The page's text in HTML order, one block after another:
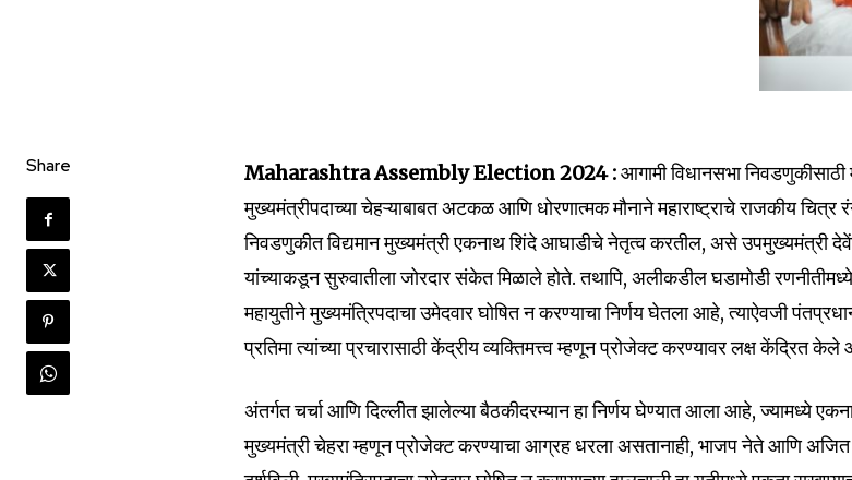
Join our community of
SUBSCRIBERS and be part
of the conversation.
To subscribe, simply enter your email address on our website or click
the subscribe button below. Don't worry, we respect your privacy and
Share Maharashtra Assembly Election 2024 :आगामी विधानसभा निवडणुकीसाठी
मुख्यमंत्रीपदाच्या चेहऱ्याबाबत अटकळ आणि धोरणात्मक मौनाने महाराष्ट्राचे राजकीय चित्र
निवडणुकीत विद्यमान मुख्यमंत्री एकनाथ शिंदे आघाडीचे नेतृत्व करतील, असे उपमुख्यमंत्री
यांच्याकडून सुरुवातीला जोरदार संकेत मिळाले होते. तथापि, अलीकडील घडामोडी
महायुतीने मुख्यमंत्रिपदाचा उमेदवार घोषित न करण्याचा निर्णय घेतला आहे, त्याऐवजी
प्रतिमा त्यांच्या प्रचारासाठी केंद्रीय व्यक्तिमत्त्व म्हणून प्रोजेक्ट करण्यावर लक्ष केंद्रित
अंतर्गत चर्चा आणि दिल्लीत झालेल्या बैठकीदरम्यान हा निर्णय घेण्यात आला आहे, ज्यामध्ये
मुख्यमंत्री चेहरा म्हणून प्रोजेक्ट करण्याचा आग्रह धरला असतानाही, भाजप नेते आणि अजित